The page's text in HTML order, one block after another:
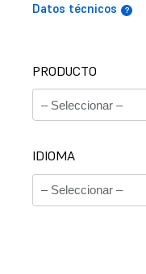
Datos técnicos
PRODUCTO
IDIOMA